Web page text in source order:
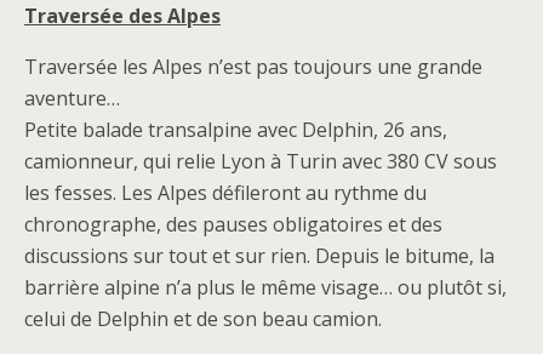
Traversée des Alpes
Traversée les Alpes n’est pas toujours une grande
aventure…
Petite balade transalpine avec Delphin, 26 ans,
camionneur, qui relie Lyon à Turin avec 380 CV sous
les fesses. Les Alpes défileront au rythme du
chronographe, des pauses obligatoires et des
discussions sur tout et sur rien. Depuis le bitume, la
barrière alpine n’a plus le même visage… ou plutôt si,
celui de Delphin et de son beau camion.